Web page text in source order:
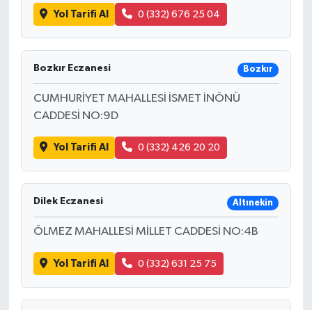
Yol Tarifi Al 0 (332) 676 25 04
Bozkır Eczanesi Bozkır
CUMHURİYET MAHALLESİ İSMET İNÖNÜ
CADDESİ NO:9D
Yol Tarifi Al 0 (332) 426 20 20
Dilek Eczanesi Altınekin
ÖLMEZ MAHALLESİ MİLLET CADDESİ NO:4B
Yol Tarifi Al 0 (332) 631 25 75